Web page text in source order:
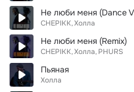
Не люби меня (Dance
CHEPIKK Холла
Не люби меня (Remix)
CHEPIKK Холла PHURS
Пьяная
Холла